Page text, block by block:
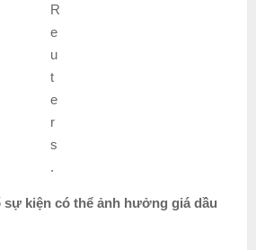
R
e
u
t
e
r
s
.
kiện có thể ảnh hưởng giá dầu